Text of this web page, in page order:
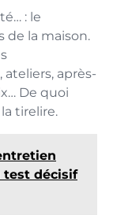
: le
de la maison.
après-
De quoi
tirelire.
test décisif